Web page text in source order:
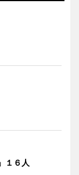
１６人